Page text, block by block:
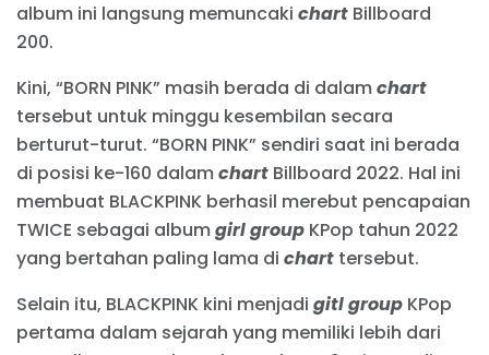
album ini langsung memuncaki chart Billboard
200.
Kini, “BORN PINK” masih berada di dalamchart
tersebut untuk minggu kesembilan secara
berturut-turut. “BORN PINK” sendiri saat ini berada
di posisi ke-160 dalamchart Billboard 2022. Hal ini
membuat BLACKPINK berhasil merebut pencapaian
TWICE sebagai albumgirl group KPop tahun 2022
yang bertahan paling lama di chart tersebut.
Selain itu, BLACKPINK kini menjadi gitl group KPop
pertama dalam sejarah yang memiliki lebih dari